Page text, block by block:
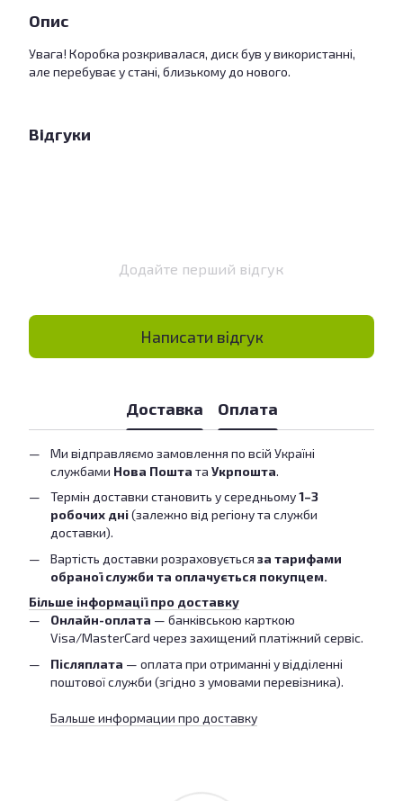
Опис
Увага! Коробка розкривалася, диск був у використанні,
але перебуває у стані, близькому до нового.
Відгуки
Додайте перший відгук
Написати відгук
Доставка Оплата
Ми відправляємо замовлення по всій Україні
службами Нова Пошта та Укрпошта.
Термін доставки становить у середньому1–3
робочих дні(залежно від регіону та служби
доставки).
Вартість доставки розраховується за тарифами
обраної служби та оплачується покупцем.
Більше інформації про доставку
Онлайн-оплата — банківською карткою
Visa/MasterCard через захищений платіжний сервіс.
Післяплата — оплата при отриманні у відділенні
поштової служби (згідно з умовами перевізника).
Бальше информации про доставку